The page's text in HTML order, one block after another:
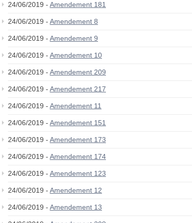
24/06/2019 - Amendement 181
24/06/2019 - Amendement 8
24/06/2019 - Amendement 9
24/06/2019 - Amendement 10
24/06/2019 - Amendement 209
24/06/2019 - Amendement 217
24/06/2019 - Amendement 11
24/06/2019 - Amendement 151
24/06/2019 - Amendement 173
24/06/2019 - Amendement 174
24/06/2019 - Amendement 123
24/06/2019 - Amendement 12
24/06/2019 - Amendement 13